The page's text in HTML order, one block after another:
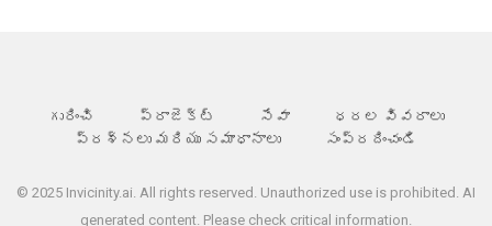
గురించి ప్రాజెక్ట్ సేవా
ధరల వివరాలు
ప్రశ్నలు మరియు సమాధానాలు
సంప్రదించండి
© 2025 Invicinity.ai. All rights reserved. Unauthorized use is prohibited. AI
generated content. Please check critical information.